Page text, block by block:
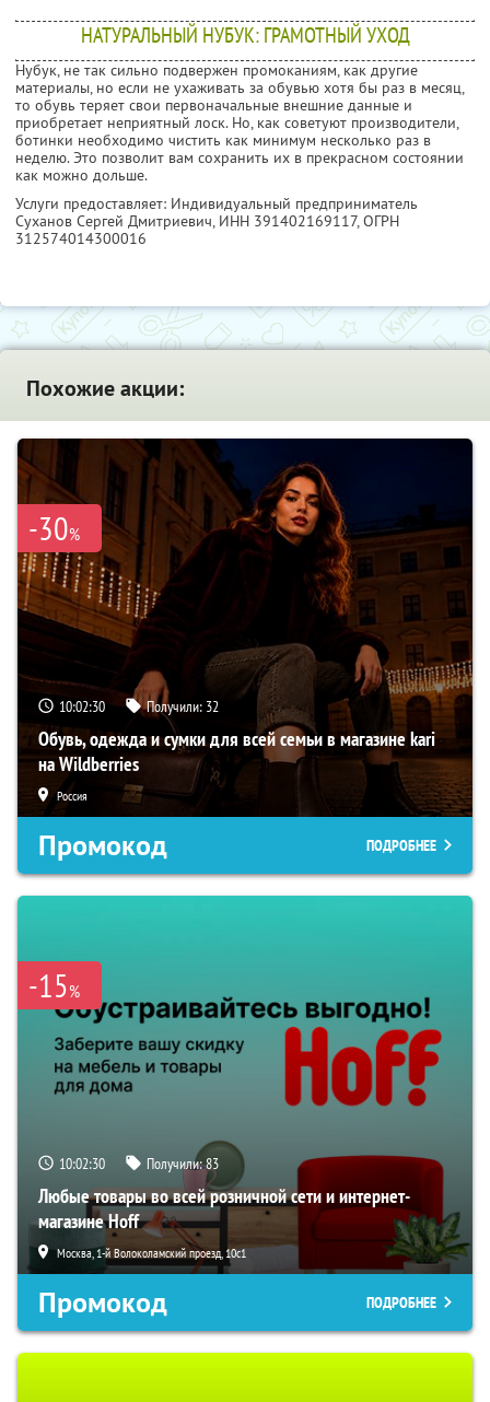
НАТУРАЛЬНЫЙ НУБУК: ГРАМОТНЫЙ УХОД
Нубук, не так сильно подвержен промоканиям, как другие
материалы, но если не ухаживать за обувью хотя бы раз в месяц,
то обувь теряет свои первоначальные внешние данные и
приобретает неприятный лоск. Но, как советуют производители,
ботинки необходимо чистить как минимум несколько раз в
неделю. Это позволит вам сохранить их в прекрасном состоянии
как можно дольше.
Услуги предоставляет: Индивидуальный предприниматель
Суханов Сергей Дмитриевич, ИНН 391402169117, ОГРН
312574014300016
Похожие акции:
-30%
10:02:29 Получили: 32
Обувь, одежда и сумки для всей семьи в магазине kari
на Wildberries
Россия
Промокод ПОДРОБНЕЕ
-15%
10:02:29 Получили:83
Любые товары во всей розничной сети и интернет-
магазине Hoff
Москва, 1-й Волоколамский проезд, 10с1
Промокод ПОДРОБНЕЕ